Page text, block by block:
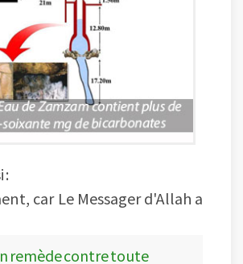
:
car Le Messager d'Allah a
remède contre toute